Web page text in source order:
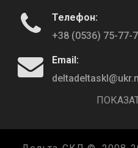
Телефон:
+38 (0536) 75-77-
Email: